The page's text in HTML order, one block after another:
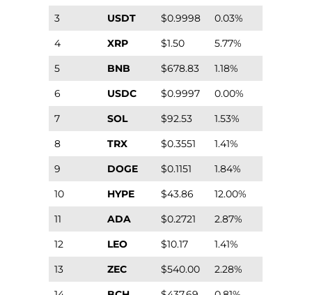
3 USDT $0.9998
0.03%
4
XRP $1.50
5.77%
5
BNB $678.83
1.18%
6
USDC $0.9997
0.00%
7
SOL $92.53
1.53%
8
TRX $0.3551
1.41%
9
DOGE $0.1151
1.84%
10
HYPE $43.86
12.00%
11
ADA $0.2721
2.87%
12
LEO $10.17
1.41%
13
ZEC $540.00
2.28%